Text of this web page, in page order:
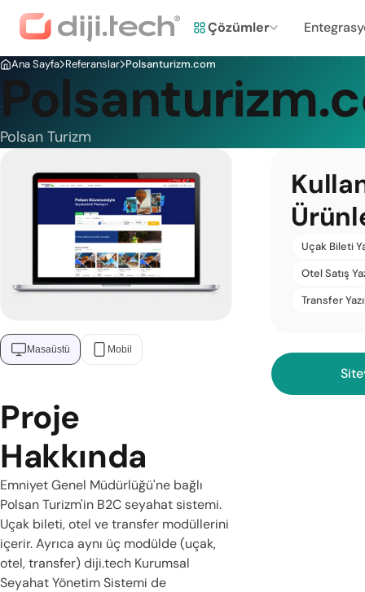
Çözümler
Ana Sayfa Referanslar Polsanturizm.com
Polsan Turizm
Masaüstü Mobil
Proje
Hakkında
Emniyet Genel Müdürlüğü'ne bağlı
Polsan Turizm'in B2C seyahat sistemi.
Uçak bileti, otel ve transfer modüllerini
içerir. Ayrıca aynı üç modülde (uçak,
otel, transfer) diji.tech Kurumsal
Seyahat Yönetim Sistemi de
Uçak Bileti
Otel Satış
Transfer